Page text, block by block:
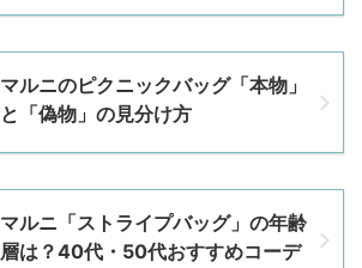
マルニのピクニックバッグ「本物」
と「偽物」の見分け方
マルニ「ストライプバッグ」の年齢
層は？40代・50代おすすめコーデ